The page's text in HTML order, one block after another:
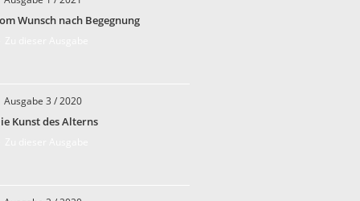
Wunsch nach Begegnung
Ausgabe 3 / 2020
Kunst des Alterns